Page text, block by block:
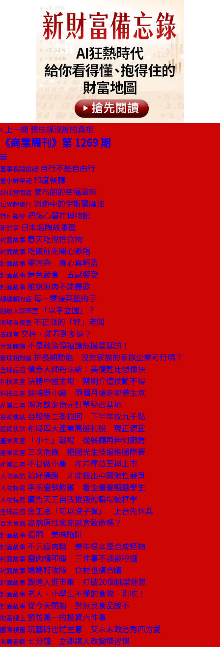
上一期 張忠謀沒說的真相
《商業周刊》第 1269 期
董事長嬉遊記 自行不是自由行
嘗小鮮筆記 印度餐廳
詩仙堂閒話 蒙布朗的幸福滋味
世界超旅行 消逝中的伊斯蘭魔法
特別報導 把傷心留在博物館
新鮮事 日本名陶故事屋
封面故事 春天吃悅性食物
封面故事 吃飯前先開心歌唱
封面故事 零污染 身心真輕盈
封面故事 舞色蔬食 五感饗受
封面故事 誰說無肉不能盡歡
總編輯的話 每一雙提菜籃的手
創辦人聊天室 「以孝立國」？
商場自慢塾 不正派的「好」老闆
去梯言 交棒，能看到多遠？
大師開講 不是政治領袖讓危機蔓延的！
管理相對論 拚長期動能 沒有家族的家族企業可行嗎？
全球話題 債券大師丹法斯：美復甦比想像快
科技風雲 決勝中國主場 蔡明介這仗輸不得
科技風雲 連接器小廠 兩個月搶走郭董生意
產業風雲 鴻海談定億元訂單秘密基地
投資焦點 台股第二季拉回 下半年攻九千點
投資焦點 布局四大產業高股利股 現正便宜
產業風雲 「小七」戰場 從餐廳再伸到廚房
產業風雲 三次危機 把國光生技逼進國際賽
產業風雲 不甘做小農 花卉種苗王搏上市
人物專訪 搞好通路 才能殺出中國狼性競爭
人物特寫 李宗盛執教鞭 看企畫書甄選學生
人物特寫 廣告天王自我摧毀的職場破框學
全球話題 金正恩「可以沒子彈」 上台先休兵
百大良醫 高病原性禽流感會致命嗎？
封面故事 揭開 美味陷阱
封面故事 不只瘦肉精 美牛根本是合成怪物
封面故事 瘦肉精叩關 三件事不該被呼攏
封面故事 媽媽特攻隊 食材也搞合購
封面故事 跟達人逛市集 打破20個挑菜迷思
封面故事 老人、小學生不懂的食物 別吃！
封面故事 從今天開始 對無良食品說不
財富線上 預防萬一的投資六件事
國際視窗 玩藝術也忙生意 艾未未政治秀西方愛
商周書摘 七分鐘 立即讓人改變壞習慣